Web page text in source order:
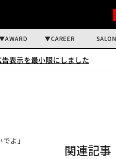
AWARD CAREER SALON
表示を最小限にしました
よ」
関連記事